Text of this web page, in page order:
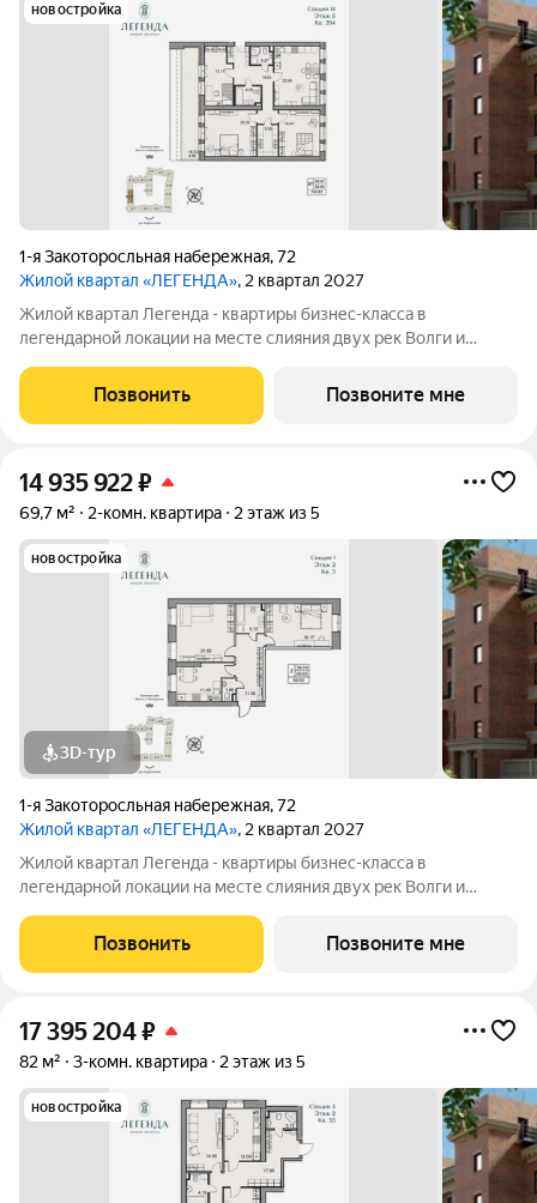
новостройка
1-я Закоторосльная набережная,72
Жилой квартал «ЛЕГЕНДА», 2 квартал 2027
Жилой квартал Легенда - квартиры бизнес-класса в
легендарной локации на месте слияния двух рек Волги и
граничит с природным парком на
Позвонить Позвоните мне
14 935 922₽
69,7 м² 2-комн. квартира 2 этаж из 5
новостройка
3D-тур
1-я Закоторосльная набережная,72
Жилой квартал «ЛЕГЕНДА», 2 квартал 2027
Жилой квартал Легенда - квартиры бизнес-класса в
легендарной локации на месте слияния двух рек Волги и
граничит с природным парком на
Позвонить Позвоните мне
17 395 204₽
82 м² 3-комн. квартира 2 этаж из 5
новостройка